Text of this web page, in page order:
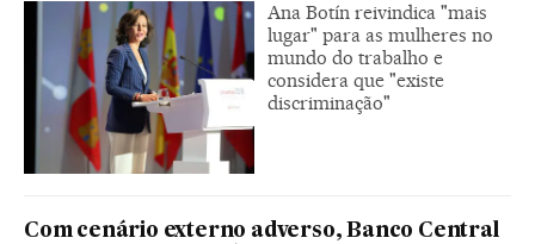
Ana Botín reivindica "mais
lugar" para as mulheres no
mundo do trabalho e
considera que "existe
discriminação"
Com cenário externo adverso, Banco Central